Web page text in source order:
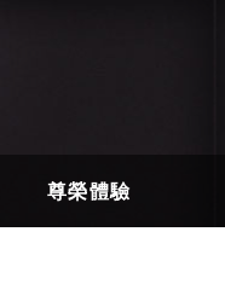
尊榮體驗